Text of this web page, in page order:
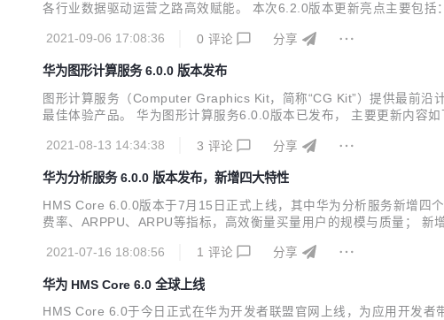
各行业数据驱动运营之路高效赋能。 本次6.2.0版本更新亮点主要包
属性，用户分析更加多样化。 付费分析和买量分析报告新增属性分布卡
2021-09-06 17:08:36 0 评论 分享
华为图形计算服务 6.0.0 版本发布
图形计算服务（Computer Graphics Kit，简称“CG Kit”）提供最前沿
最佳体验产品。 华为图形计算服务6.0.0版本已发布， 主要更新内容
2021-08-13 14:34:38
3 评论 分享
华为分析服务 6.0.0 版本发布，新增四大特性
HMS Core 6.0.0版本于7月15日正式上线，其中华为分析服务新增四
费率、ARPPU、ARPU等指标，高效衡量买量用户的规模与质量； 新
与城市分布、数据导出功能支持按事件进行筛选...
2021-07-16 18:08:56 1 评论 分享
华为 HMS Core 6.0 全球上线
HMS Core 6.0于今日正式在华为开发者联盟官网上线，为应用开发